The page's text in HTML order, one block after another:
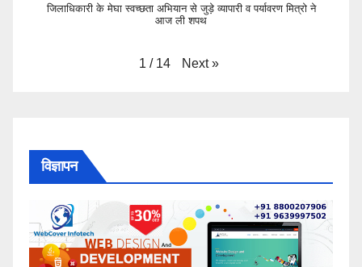
जिलाधिकारी के मेघा स्वच्छता अभियान से जुड़े व्यापारी व पर्यावरण मित्रो ने
आज ली शपथ
1 / 14 Next »
विज्ञापन